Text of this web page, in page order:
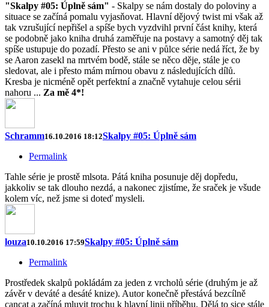
"Skalpy #05: Úplně sám" - Skalpy se nám dostaly do poloviny a
situace se začíná pomalu vyjasňovat. Hlavní dějový twist mi však až
tak vzrušující nepřišel a spíše bych vyzdvihl první část knihy, která
se podobně jako kniha druhá zaměřuje na postavy a samotný děj tak
spíše ustupuje do pozadí. Přesto se ani v půlce série nedá říct, že by
se Aaron zasekl na mrtvém bodě, stále se něco děje, stále je co
sledovat, ale i přesto mám mírnou obavu z následujících dílů.
Kresba je nicméně opět perfektní a značně vytahuje celou sérii
nahoru ... Za mě 4*!
Schramm16.10.2016 18:12Skalpy #05: Úplně sám
Permalink
Tahle série je prostě mlsota. Pátá kniha posunuje děj dopředu,
jakkoliv se tak dlouho nezdá, a nakonec zjistíme, že sraček je všude
kolem víc, než jsme si doteď mysleli.
louza10.10.2016 17:59Skalpy #05: Úplně sám
Permalink
Prostředek skalpů pokládám za jeden z vrcholů série (druhým je až
závěr v deváté a desáté knize). Autor konečně přestává bezcílně
cancat a začíná mluvit trochu k hlavní linii příběhu. Dělá to sice stále